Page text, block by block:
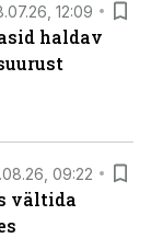
12:09
haldav
09:22
vältida